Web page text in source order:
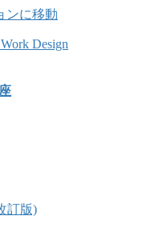
ンに移動
訂版)